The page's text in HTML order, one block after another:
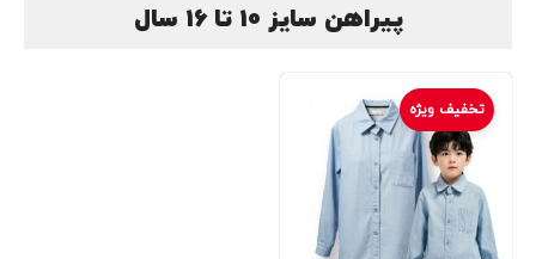
پیراهن سایز 10 تا 16 سال
تخفیف ویژه